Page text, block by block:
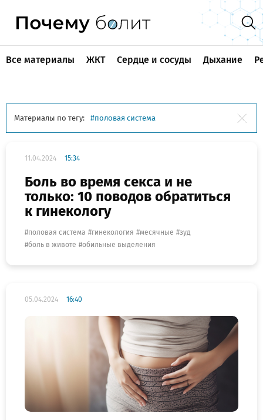
Все материалы ЖКТ Сердце и сосуды Дыхание
Материалы по тегу: половая система
11.04.2024 15:34
Боль во время секса и не
только: 10 поводов обратиться
к гинекологу
половая система гинекология месячные
зуд
боль в животе
обильные выделения
05.04.2024 16:40